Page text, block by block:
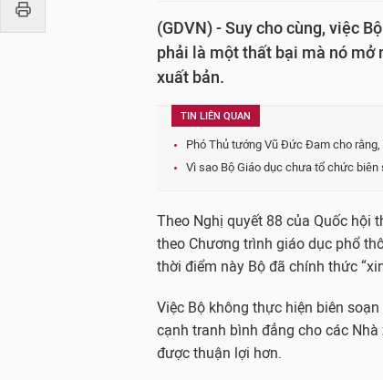
(GDVN) - Suy cho cùng, việc
phải là một thất bại mà nó mở
xuất bản.
TIN LIÊN QUAN
Phó Thủ tướng Vũ Đức Đam cho
Vì sao Bộ Giáo dục chưa tổ chức
Theo Nghị quyết 88 của Quốc hội
theo Chương trình giáo dục phổ
thời điểm này Bộ đã chính thức
Việc Bộ không thực hiện biên
cạnh tranh bình đẳng cho các
được thuận lợi hơn.